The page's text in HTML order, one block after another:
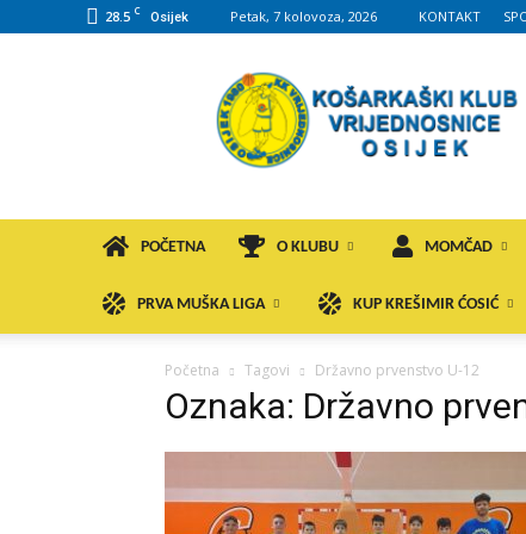
28.5 C Osijek Petak, 7 kolovoza, 2026 KONTAKT
KK
VROS
POČETNA O KLUBU MOMČAD
PRVA MUŠKA LIGA KUP KREŠIMIR ĆOSIĆ
Početna Tagovi Državno prvenstvo U-12
Oznaka: Državno